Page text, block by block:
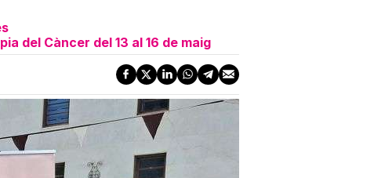
del Càncer del 13 al 16 de maig